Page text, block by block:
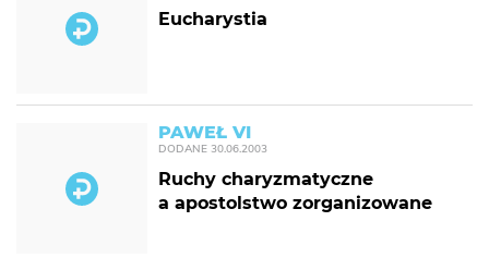
Eucharystia
PAWEŁ VI
DODANE 30.06.2003
Ruchy charyzmatyczne
a apostolstwo zorganizowane